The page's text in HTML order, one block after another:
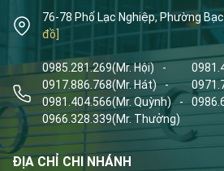
76-78 Phố Lạc Nghiệp, Phường
đồ]
0985.281.269(Mr. Hội) -
0917.886.768(Mr. Hát) -
0981.404.566(Mr. Quỳnh) -
0966.328.339(Mr. Thưởng)
ĐỊA CHỈ CHI NHÁNH